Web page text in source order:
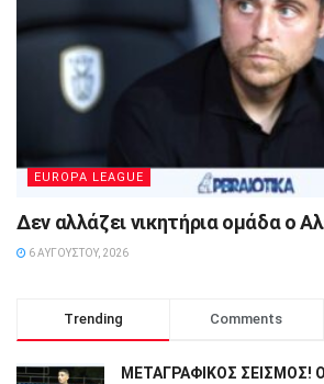
EUROPA LEAGUE
Δεν αλλάζει νικητήρια ομάδα ο
6 ΑΥΓΟΎΣΤΟΥ, 2026
Trending Comments
ΜΕΤΑΓΡΑΦΙΚΟΣ ΣΕΙΣΜΟΣ!